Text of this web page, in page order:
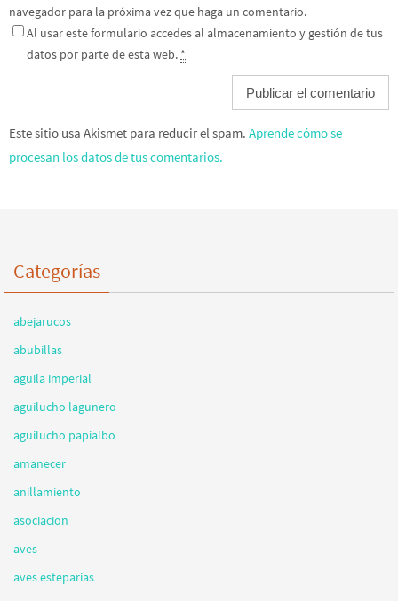
navegador para la próxima vez que haga un comentario.
Al usar este formulario accedes al almacenamiento y gestión de tus
datos por parte de esta web. *
Este sitio usa Akismet para reducir el spam. Aprende cómo se
procesan los datos de tus comentarios.
Categorías
abejarucos
abubillas
aguila imperial
aguilucho lagunero
aguilucho papialbo
amanecer
anillamiento
asociacion
aves
aves esteparias